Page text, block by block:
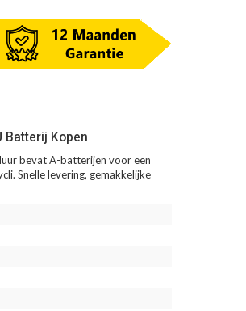
Batterij Kopen
bevat A-batterijen voor een
Snelle levering, gemakkelijke